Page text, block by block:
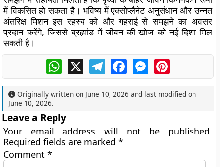
में विकसित हो सकता है। भविष्य में एक्सोप्लैनेट अनुसंधान और उन्नत
अंतरिक्ष मिशन इस रहस्य को और गहराई से समझने का अवसर
प्रदान करेंगे, जिससे ब्रह्मांड में जीवन की खोज को नई दिशा मिल
सकती है।
WhatsApp
X TelegramFacebookMessengerPinterest
Originally written on June 10, 2026 and last modified on
June 10, 2026.
Leave a Reply
Your email address will not be published.
Required fields are marked*
Comment*